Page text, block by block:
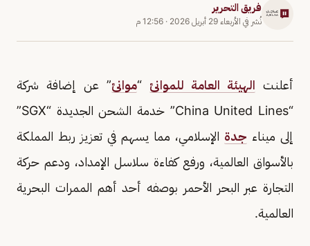
فريق التحرير
نُشر في الأربعاء 29 أبريل 2026 · 12:56 م
أعلنت الهيئة العامة للموانئ “موانئ” عن إضافة شركة
“China United Lines” خدمة الشحن الجديدة “SGX”
إلى ميناء جدة الإسلامي، مما يسهم في تعزيز ربط المملكة
بالأسواق العالمية، ورفع كفاءة سلاسل الإمداد، ودعم حركة
التجارة عبر البحر الأحمر بوصفه أحد أهم الممرات البحرية
العالمية.